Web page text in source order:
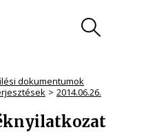
dokumentumok
2014.06.26.